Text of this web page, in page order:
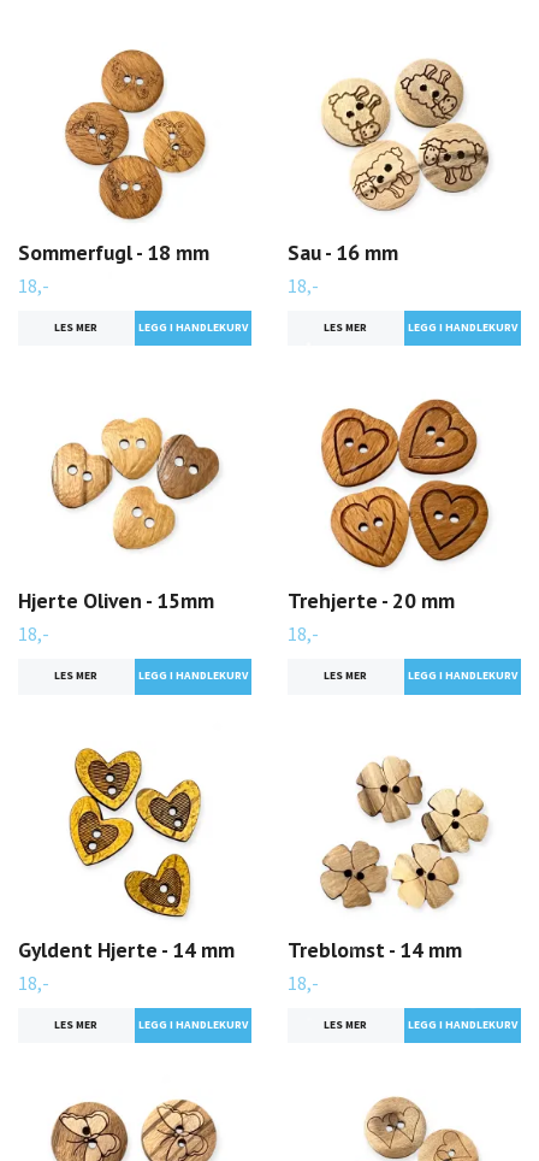
Sommerfugl - 18 mm
18,-
LES MER
Sau - 16 mm
18,-
LES MER
Hjerte Oliven - 15mm
18,-
LES MER
Trehjerte - 20 mm
18,-
LES MER
Gyldent Hjerte - 14 mm
18,-
LES MER
Treblomst - 14 mm
18,-
LES MER